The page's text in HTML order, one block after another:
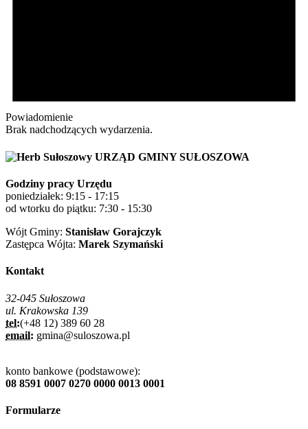
Powiadomienie
Brak nadchodzących wydarzenia.
URZĄD GMINY SUŁOSZOWA
Godziny pracy Urzędu
poniedziałek: 9:15 - 17:15
od wtorku do piątku: 7:30 - 15:30
Wójt Gminy: Stanisław Gorajczyk
Zastępca Wójta: Marek Szymański
Kontakt
32-045 Sułoszowa
ul. Krakowska 139
tel:(+48 12) 389 60 28
email: gmina@suloszowa.pl
konto bankowe (podstawowe):
08 8591 0007 0270 0000 0013 0001
Formularze